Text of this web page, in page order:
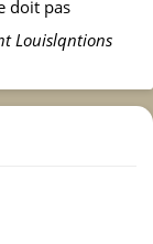
doit pas
Louislqntions